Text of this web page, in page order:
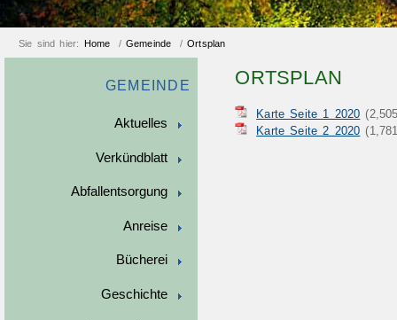
Sie sind hier: Home / Gemeinde /Ortsplan
GEMEINDE
Aktuelles
Verkündblatt
Abfallentsorgung
Anreise
Bücherei
Geschichte
ORTSPLAN
Karte Seite 1 2020
Karte Seite 2 2020